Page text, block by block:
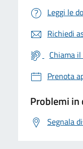
Leggi le
Richiedi
Chiama
Prenota
Problemi in
Segnala